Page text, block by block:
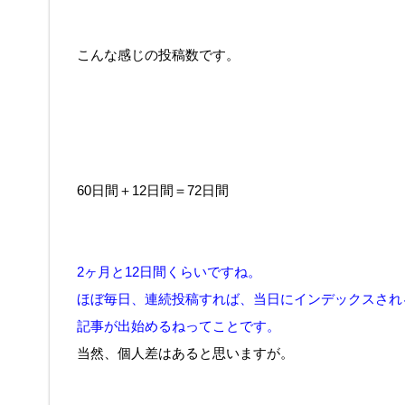
こんな感じの投稿数です。
60日間＋12日間＝72日間
2ヶ月と12日間くらいですね。
ほぼ毎日、連続投稿すれば、当日にインデックスされ
記事が出始めるねってことです。
当然、個人差はあると思いますが。